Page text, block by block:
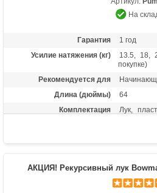
На
Гарантия
1 год
Усилие натяжения (кг)
13.5, 18,
покупке)
Рекомендуется для
Длина (дюймы)
64
Комплектация
Лук,
колчан
Масса (кг)
1,6
ламинатом
АКЦИЯ! Рекурсивный лук